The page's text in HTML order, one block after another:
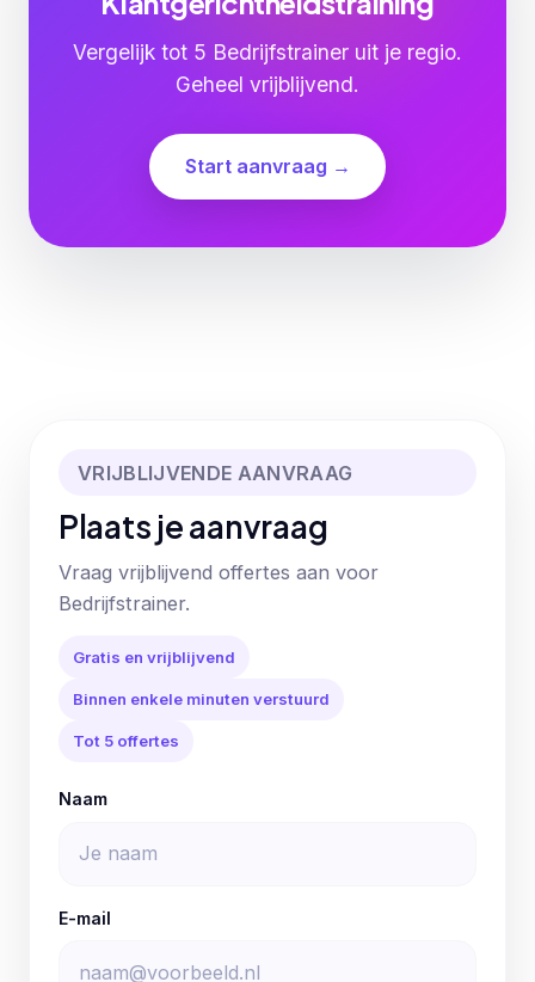
Vergelijk tot 5 Bedrijfstrainer uit je regio.
Geheel vrijblijvend.
Start aanvraag →
VRIJBLIJVENDE AANVRAAG
Plaats je aanvraag
Vraag vrijblijvend offertes aan voor
Bedrijfstrainer.
Gratis en vrijblijvend
Binnen enkele minuten verstuurd
Tot 5 offertes
Naam
E-mail